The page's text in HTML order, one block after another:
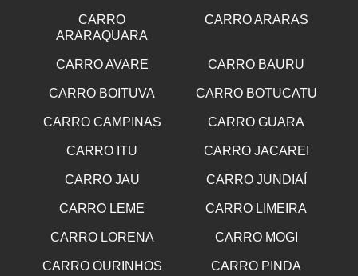
CARRO
ARARAQUARA
CARRO ARARAS
CARRO AVARE CARRO BAURU
CARRO BOITUVA CARRO BOTUCATU
CARRO CAMPINAS CARRO GUARA
CARRO ITU CARRO JACAREI
CARRO JAU CARRO JUNDIAÍ
CARRO LEME CARRO LIMEIRA
CARRO LORENA CARRO MOGI
CARRO OURINHOS CARRO PINDA